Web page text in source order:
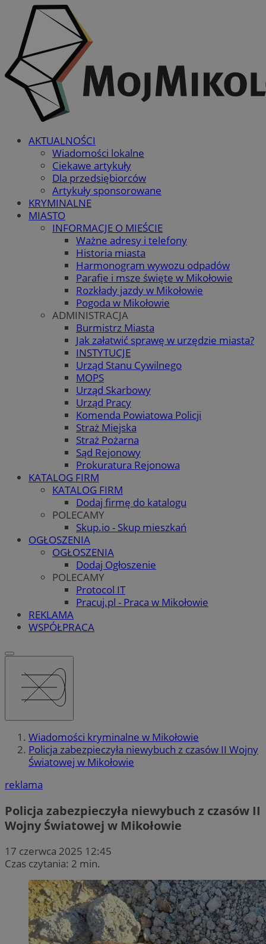
AKTUALNOŚCI
Wiadomości lokalne
Ciekawe artykuły
Dla przedsiębiorców
Artykuły sponsorowane
KRYMINALNE
MIASTO
INFORMACJE O MIEŚCIE
Ważne adresy i telefony
Historia miasta
Harmonogram wywozu odpadów
Parafie i msze święte w Mikołowie
Rozkłady jazdy w Mikołowie
Pogoda w Mikołowie
ADMINISTRACJA
Burmistrz Miasta
Jak załatwić sprawę w urzędzie miasta?
INSTYTUCJE
Urząd Stanu Cywilnego
MOPS
Urząd Skarbowy
Urząd Pracy
Komenda Powiatowa Policji
Straż Miejska
Straż Pożarna
Sąd Rejonowy
Prokuratura Rejonowa
KATALOG FIRM
KATALOG FIRM
Dodaj firmę do katalogu
POLECAMY
Skup.io - Skup mieszkań
OGŁOSZENIA
OGŁOSZENIA
Dodaj Ogłoszenie
POLECAMY
Protocol IT
Pracuj.pl - Praca w Mikołowie
REKLAMA
WSPÓŁPRACA
Wiadomości kryminalne w Mikołowie
Policja zabezpieczyła niewybuch z czasów II Wojny
Światowej w Mikołowie
reklama
Policja zabezpieczyła niewybuch z czasów II
Wojny Światowej w Mikołowie
17 czerwca 2025 12:45
Czas czytania: 2 min.